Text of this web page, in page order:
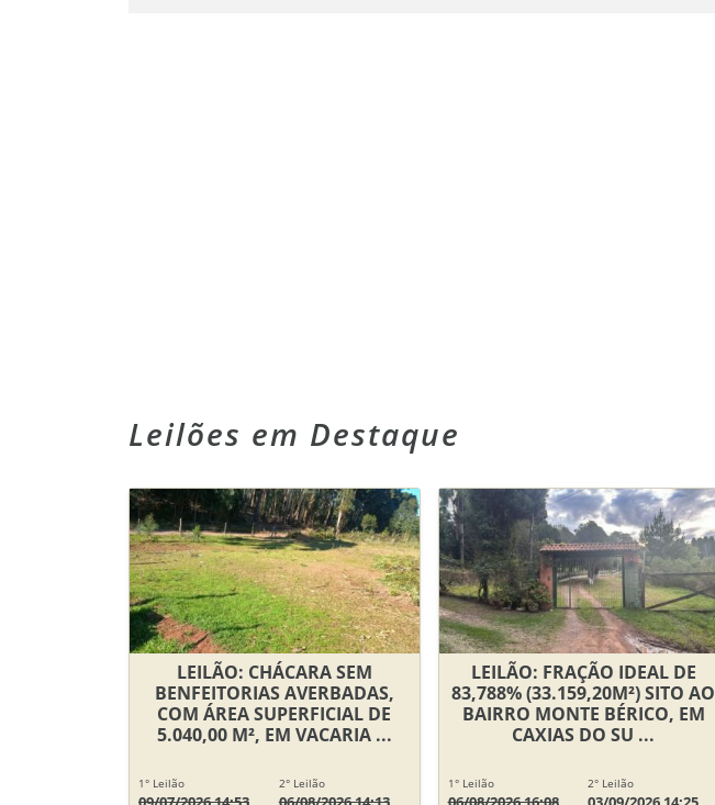
Leilões em Destaque
LEILÃO: CHÁCARA SEM
BENFEITORIAS AVERBADAS,
COM ÁREA SUPERFICIAL DE
5.040,00 M², EM VACARIA ...
1° Leilão 2° Leilão
LEILÃO: FRAÇÃO IDEAL DE
83,788% (33.159,20M²) SITO AO
BAIRRO MONTE BÉRICO, EM
CAXIAS DO SU ...
1° Leilão 2° Leilão